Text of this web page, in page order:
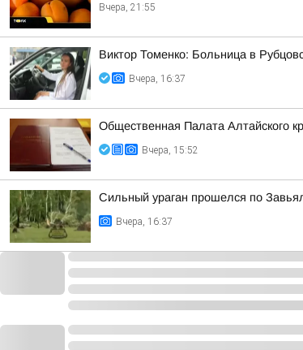
Вчера, 21:55
Виктор Томенко: Больница в
Вчера, 16:37
Общественная Палата Алтайского
Вчера, 15:52
Сильный ураган прошелся по
Вчера, 16:37